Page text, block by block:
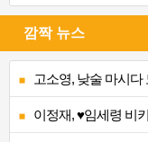
깜짝 뉴스
고소영, 낮술 마시다
이정재, ♥임세령 비